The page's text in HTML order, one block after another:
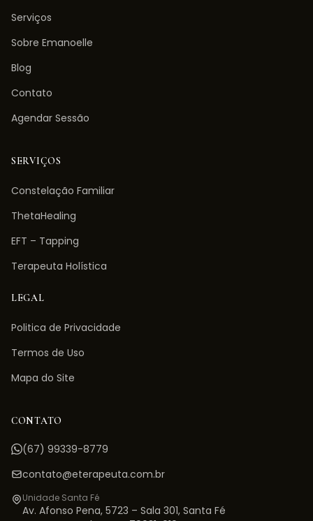
Serviços
Sobre Emanoelle
Blog
Contato
Agendar Sessão
SERVIÇOS
Constelação Familiar
ThetaHealing
EFT – Tapping
Terapeuta Holística
LEGAL
Politica de Privacidade
Termos de Uso
Mapa do Site
CONTATO
(67) 99339-8779
contato@eterapeuta.com.br
Unidade Santa Fé
Av. Afonso Pena, 5723 – Sala 301, Santa Fé